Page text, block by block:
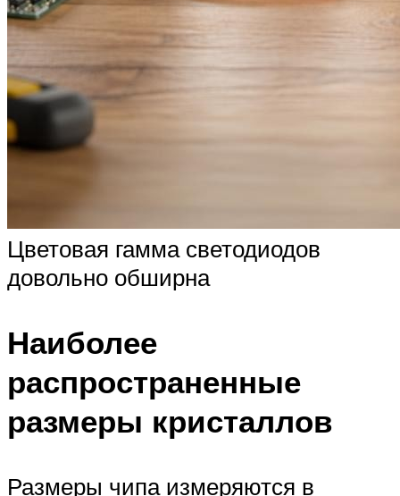
Цветовая гамма светодиодов
довольно обширна
Наиболее
распространенные
размеры кристаллов
Размеры чипа измеряются в